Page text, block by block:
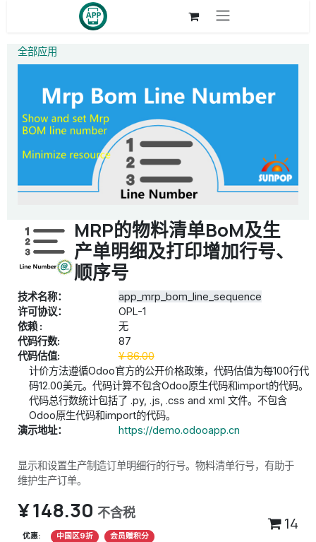
全部应用
MRP的物料清单BoM及生
产单明细及打印增加行号、
顺序号
技术名称：
app_mrp_bom_line_sequence
许可协议：
OPL-1
依赖 :
无
代码行数:
87
代码估值:
¥86.00
计价方法遵循Odoo官方的公开价格政策，代码估值为每100行代
码12.00美元。代码计算不包含Odoo原生代码和import的代码。
代码总行数统计包括了 .py, .js, .css and xml 文件。不包含
Odoo原生代码和import的代码。
演示地址：
https://demo.odooapp.cn
显示和设置生产制造订单明细行的行号。物料清单行号，有助于
维护生产订单。
¥148.30 不含税
优惠: 中国区9折 会员赠积分
14